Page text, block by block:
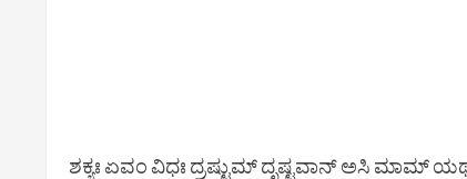
ಶಕ್ಯಃ ಏವಂ ವಿಧಃ ದ್ರಷ್ಟುಮ್ ದೃಷ್ಟವಾನ್ ಅಸಿ ಮಾಮ್